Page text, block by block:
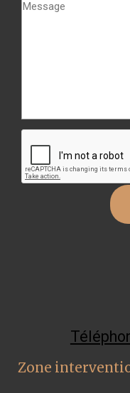
Zone